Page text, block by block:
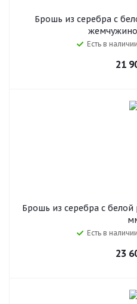
Брошь из серебра с
Есть в наличии
21
Брошь из серебра с
Есть в наличии
23